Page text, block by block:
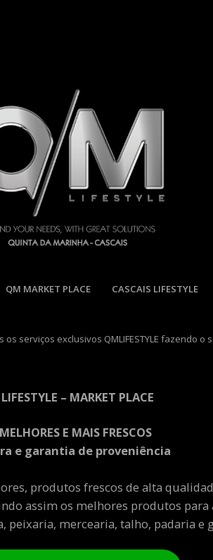
QM MARKET PLACE CASCAIS LIFESTYLE
serviços exclusivos QMLIFESTYLE fazendo o
– MARKET PLACE
E MAIS FRESCOS
e garantia de proveniência
produtos frescos de alta
assim os melhores produtos para
peixaria, mercearia, talho, padaria e